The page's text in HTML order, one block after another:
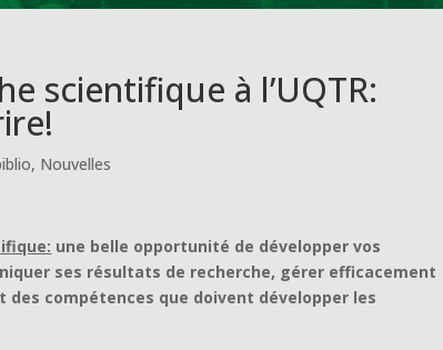
scientifique à l’UQTR:
, Nouvelles
une belle opportunité de développer vos
ses résultats de recherche, gérer efficacement
compétences que doivent développer les